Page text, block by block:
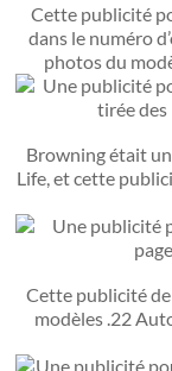
Cette publicité
dans le numéro
photos du
Browning était
Life, et cette
Cette publicité
modèles .22